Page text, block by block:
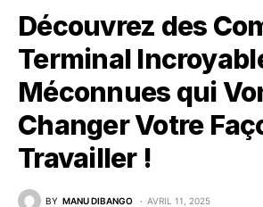
Découvrez des
Terminal
Méconnues qui
Changer Votre
Travailler !
BY MANU DIBANGO AVRIL 11, 2025